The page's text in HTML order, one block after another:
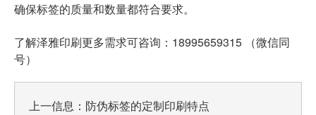
确保标签的质量和数量都符合要求。
了解泽雅印刷更多需求可咨询：18995659315 （微信同
号）
上一信息： 防伪标签的定制印刷特点